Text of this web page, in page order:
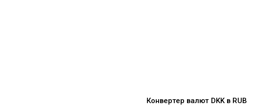
Конвертер валют DKK в RUB